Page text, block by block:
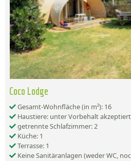
Coco Lodge
Gesamt-Wohnfläche (in m²): 16
Haustiere: unter Vorbehalt akzeptiert
getrennte Schlafzimmer: 2
Küche: 1
Terrasse: 1
Keine Sanitäranlagen (weder WC,